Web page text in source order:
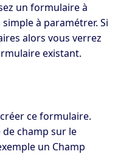
un formulaire à
à paramétrer. Si
alors vous verrez
existant.
ce formulaire.
champ sur le
un Champ